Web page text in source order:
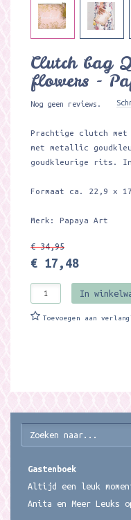
Clutch bag
flowers -
Nog geen reviews.
Prachtige clutch met
met metallic
goudkleurige rits.
Formaat ca. 22,9 x
Merk: Papaya Art
€ 34,95
€ 17,48
In
Toevoegen aan
Gastenboek
Altijd een leuk
Anita en Meer Leuks